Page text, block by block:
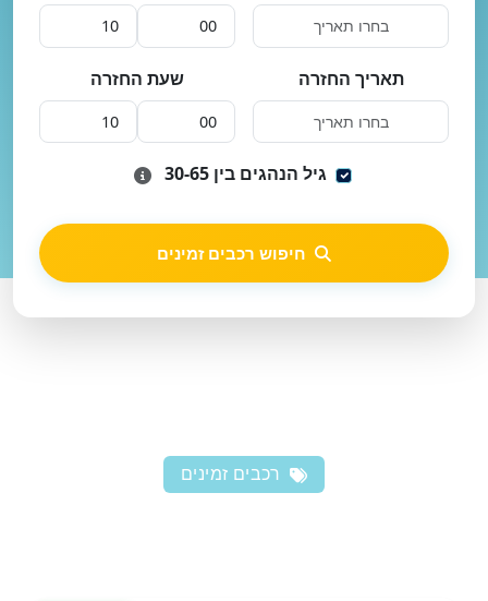
תאריך החזרה שעת החזרה
גיל הנהגים בין 30-65
חיפוש רכבים זמינים
רכבים זמינים